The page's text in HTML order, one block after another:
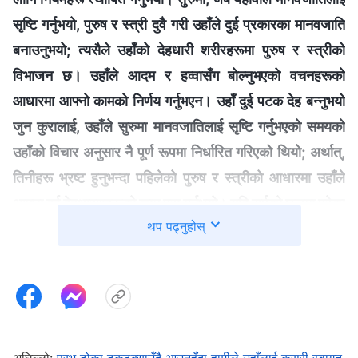
सृष्टि गर्नुभयो, पुरुष र स्‍त्री दुवै गरी उहाँले दुई प्रकारका मानवजाति
बनाउनुभयो; त्यसैले उहाँको देहधारी शरीरहरूमा पुरुष र स्‍त्रीको
विभाजन छ। उहाँले आदम र हव्‍वासँग बोल्‍नुभएको वचनहरूको
आधारमा आफ्‍नो कामको निर्णय गर्नुभएन। उहाँ दुई पटक देह बन्‍नुभयो
जुन कुरालाई, उहाँले सुरुमा मानवजातिलाई सृष्टि गर्नुभएको समयको
उहाँको विचार अनुसार नै पूर्ण रूपमा निर्धारित गरिएको थियो; अर्थात्,
तिनीहरू भ्रष्ट हुनुभन्दा पहिलेको पुरुष र स्‍त्रीको आधारमा उहाँले
आदम र हव्‍वासँग यहोवाले बोल्‍नुभएको वचनहरूलाई मानवजातिले
पनि जसरी उहाँले गर्नुपर्थ्यो त्यसरी आफ्‍नी पत्‍नीलाई प्रेम गर्नु पर्दैन
थियो र? यसरी, के परमेश्‍वर अझै परमेश्‍वर नै हुनुहुने थियो? अनि यसो
भएमा, के उहाँले अझै आफ्‍नो कामलाई पूरा गर्न सक्षम हुनुहुने थियो? यदि
थप पढ्नुहोस्